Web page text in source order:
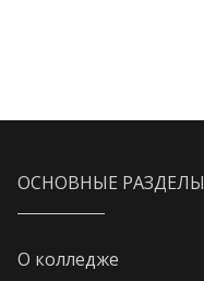
ОСНОВНЫЕ РАЗДЕЛЫ
О колледже